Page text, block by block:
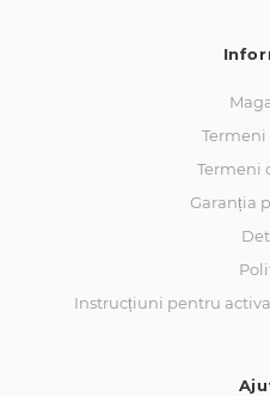
Termeni
Garanția
Instrucțiuni pentru